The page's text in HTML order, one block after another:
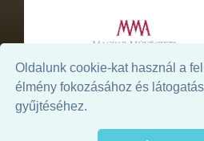
Oldalunk cookie-kat használ a
élmény fokozásához és
gyűjtéséhez.